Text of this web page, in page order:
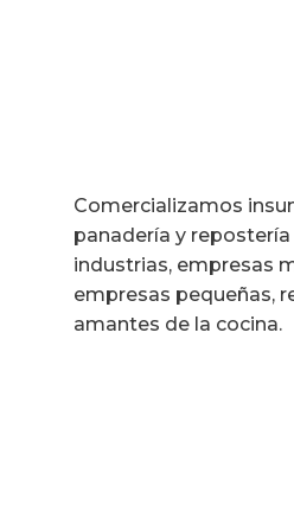
Comercializamos
panadería y repostería
industrias, empresas
empresas pequeñas,
amantes de la cocina.